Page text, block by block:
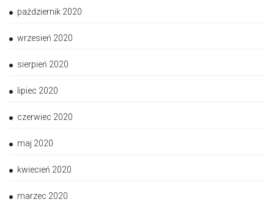
październik 2020
wrzesień 2020
sierpień 2020
lipiec 2020
czerwiec 2020
maj 2020
kwiecień 2020
marzec 2020